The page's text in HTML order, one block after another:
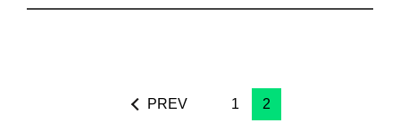
PREV 1 2